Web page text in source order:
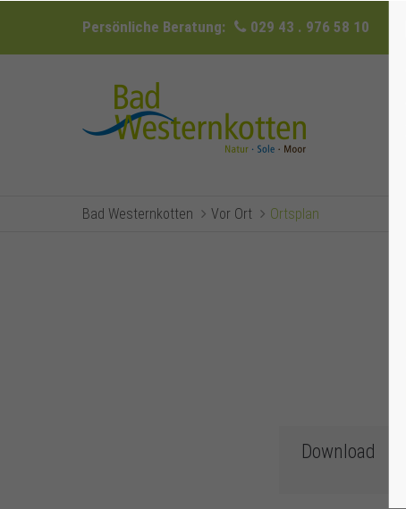
Persönliche Beratung: 029 43 . 976 58 10
Bad Westernkotten Vor Ort Ortsplan
Download